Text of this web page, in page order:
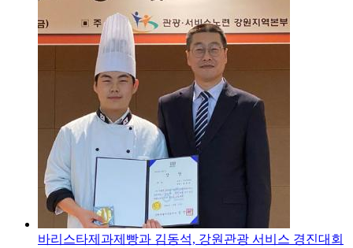
바리스타제과제빵과 김동석, 강원관광 서비스 경진대회